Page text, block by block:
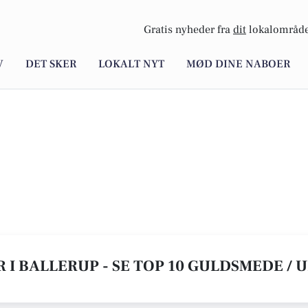
Gratis nyheder fra dit
DET SKER LOKALT NYT MØD DINE NABOER
I BALLERUP - SE TOP 10 GULDSMEDE /